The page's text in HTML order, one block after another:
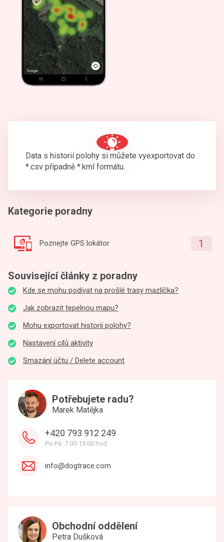
Data s historií polohy si můžete vyexportovat do
*.csv případně *.kml formátu.
Kategorie poradny
Poznejte GPS lokátor 1
Související články z poradny
Kde se mohu podívat na prošlé trasy mazlíčka?
Jak zobrazit tepelnou mapu?
Mohu exportovat historii polohy?
Nastavení cílů aktivity
Smazání účtu / Delete account
Potřebujete radu?
Marek Matějka
+420 793 912 249
Po-Pá: 7:00-15:00 hod
info@dogtrace.com
Obchodní oddělení
Petra Dušková